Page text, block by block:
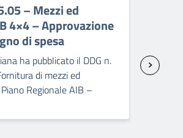
– Mezzi ed
4×4 – Approvazione
di spesa
ha pubblicato il DDG n.
di mezzi ed
Regionale AIB –